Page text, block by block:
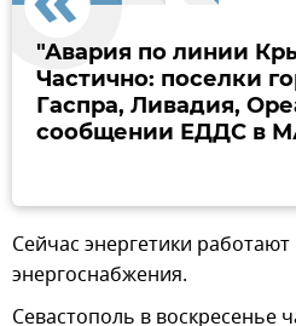
"Авария по линии
Частично: поселки
Гаспра, Ливадия,
сообщении ЕДДС в
Сейчас энергетики
энергоснабжения.
Севастополь в воскресенье